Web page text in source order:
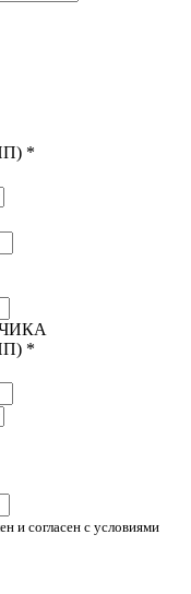
*
*
и согласен с условиями